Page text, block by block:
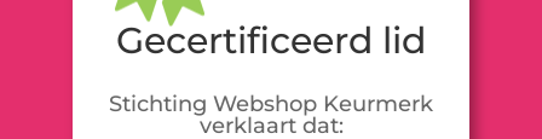
Gecertificeerd lid
Stichting Webshop Keurmerk
verklaart dat: